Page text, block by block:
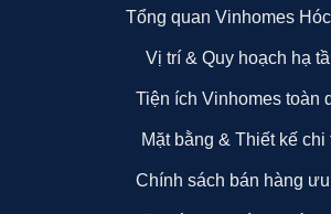
Tổng quan Vinhomes
Vị trí & Quy hoạch hạ
Tiện ích Vinhomes toàn
Mặt bằng & Thiết kế chi
Chính sách bán hàng